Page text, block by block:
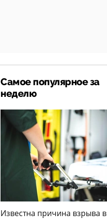
Самое популярное за
неделю
Известна причина взрыва в